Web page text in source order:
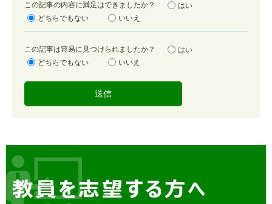
満
足
この記事の内容に満足はできましたか？
はい
どちらでもない
いいえ
容
易
この記事は容易に見つけられましたか？
はい
どちらでもない
いいえ